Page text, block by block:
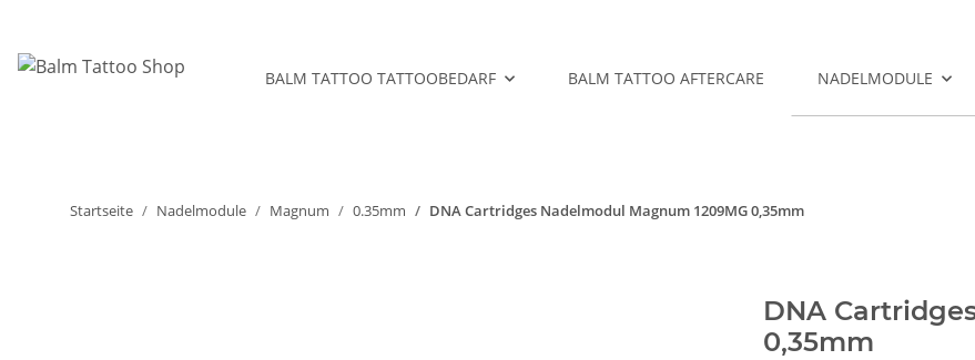
BALM TATTOO TATTOOBEDARF BALM TATTOO AFTERCARE NADELMODULE
Startseite Nadelmodule Magnum 0.35mm DNA Cartridges Nadelmodul Magnum 1209MG 0,35mm
DNA
0,35mm